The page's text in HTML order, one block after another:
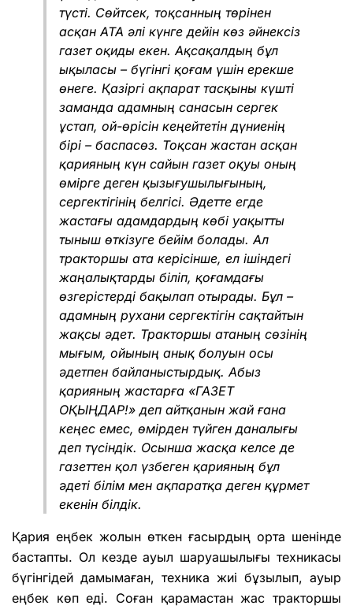
түсті. Сөйтсек, тоқсанның төрінен
асқан АТА әлі күнге дейін көз әйнексіз
газет оқиды екен. Ақсақалдың бұл
ықыласы – бүгінгі қоғам үшін ерекше
өнеге. Қазіргі ақпарат тасқыны күшті
заманда адамның санасын сергек
ұстап, ой-өрісін кеңейтетін дүниенің
бірі – баспасөз. Тоқсан жастан асқан
қарияның күн сайын газет оқуы оның
өмірге деген қызығушылығының,
сергектігінің белгісі. Әдетте егде
жастағы адамдардың көбі уақытты
тыныш өткізуге бейім болады. Ал
тракторшы ата керісінше, ел ішіндегі
жаңалықтарды біліп, қоғамдағы
өзгерістерді бақылап отырады. Бұл –
адамның рухани сергектігін сақтайтын
жақсы әдет. Тракторшы атаның сөзінің
мығым, ойының анық болуын осы
әдетпен байланыстырдық. Абыз
қарияның жастарға «ГАЗЕТ
ОҚЫҢДАР!» деп айтқанын жай ғана
кеңес емес, өмірден түйген даналығы
деп түсіндік. Осынша жасқа келсе де
газеттен қол үзбеген қарияның бұл
әдеті білім мен ақпаратқа деген құрмет
екенін білдік.
Қария еңбек жолын өткен ғасырдың орта шенінде
бастапты. Ол кезде ауыл шаруашылығы техникасы
бүгінгідей дамымаған, техника жиі бұзылып, ауыр
еңбек көп еді. Соған қарамастан жас тракторшы